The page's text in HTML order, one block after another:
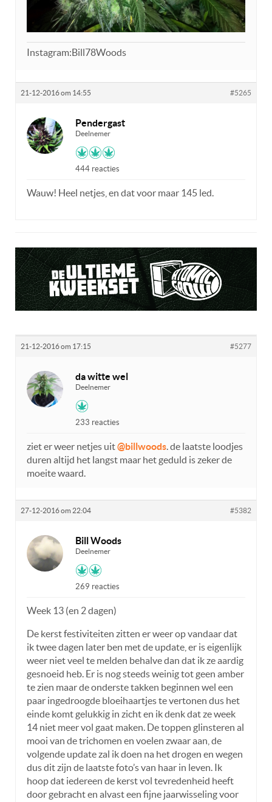
Instagram:Bill78Woods
21-12-2016 om 14:55 #5265
Pendergast
Deelnemer
444 reacties
Wauw! Heel netjes, en dat voor maar 145 led.
21-12-2016 om 17:15 #5277
da witte wel
Deelnemer
233 reacties
ziet er weer netjes uit@billwoods. de laatste loodjes
duren altijd het langst maar het geduld is zeker de
moeite waard.
27-12-2016 om 22:04 #5382
Bill Woods
Deelnemer
269 reacties
Week 13 (en 2 dagen)
De kerst festiviteiten zitten er weer op vandaar dat
ik twee dagen later ben met de update, er is eigenlijk
weer niet veel te melden behalve dan dat ik ze aardig
gesnoeid heb. Er is nog steeds weinig tot geen amber
te zien maar de onderste takken beginnen wel een
paar ingedroogde bloeihaartjes te vertonen dus het
einde komt gelukkig in zicht en ik denk dat ze week
14 niet meer vol gaat maken. De toppen glinsteren al
mooi van de trichomen en voelen zwaar aan, de
volgende update zal ik doen na het drogen en wegen
dus dit zijn de laatste foto’s van haar in leven. Ik
hoop dat iedereen de kerst vol tevredenheid heeft
door gebracht en alvast een fijne jaarwisseling voor